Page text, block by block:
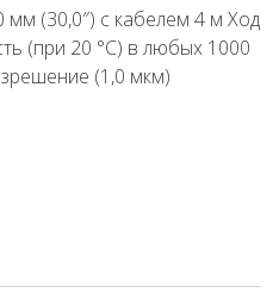
(30,0″) с кабелем 4 м Ход
(при 20 °C) в любых 1000
(1,0 мкм)